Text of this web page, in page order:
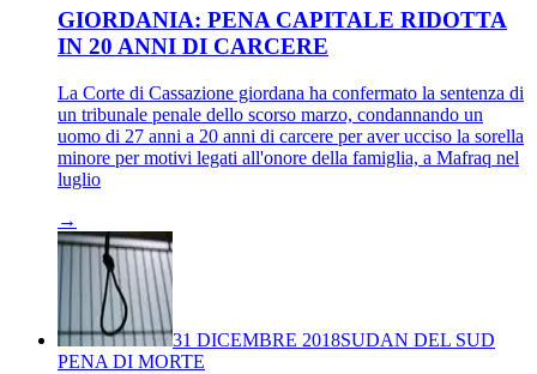
GIORDANIA: PENA CAPITALE RIDOTTA
IN 20 ANNI DI CARCERE
La Corte di Cassazione giordana ha confermato la sentenza di
un tribunale penale dello scorso marzo, condannando un
uomo di 27 anni a 20 anni di carcere per aver ucciso la sorella
minore per motivi legati all'onore della famiglia, a Mafraq nel
luglio
→
31 DICEMBRE 2018SUDAN DEL SUD
PENA DI MORTE